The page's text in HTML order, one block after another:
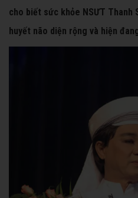
cho biết sức khỏe NSƯT Thanh
huyết não diện rộng và hiện